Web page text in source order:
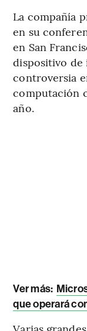
La compañía
en su
en San
dispositivo de
controversia
computación
año.
Ver más:
que operará